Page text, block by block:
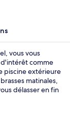
vous vous
comme
piscine extérieure
matinales,
délasser en fin
Walk et Royal
personnel